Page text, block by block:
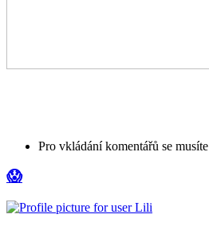
Pro vkládání komentářů se musíte
😱